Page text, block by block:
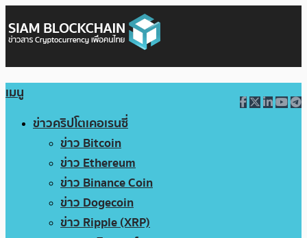
เมนู
ข่าวคริปโตเคอเรนซี่
ข่าว Bitcoin
ข่าว Ethereum
ข่าว Binance Coin
ข่าว Dogecoin
ข่าว Ripple (XRP)